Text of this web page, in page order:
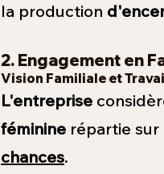
la production
2. Engagement en
Vision Familiale et
L'entreprise
féminine répartie sur
chances.